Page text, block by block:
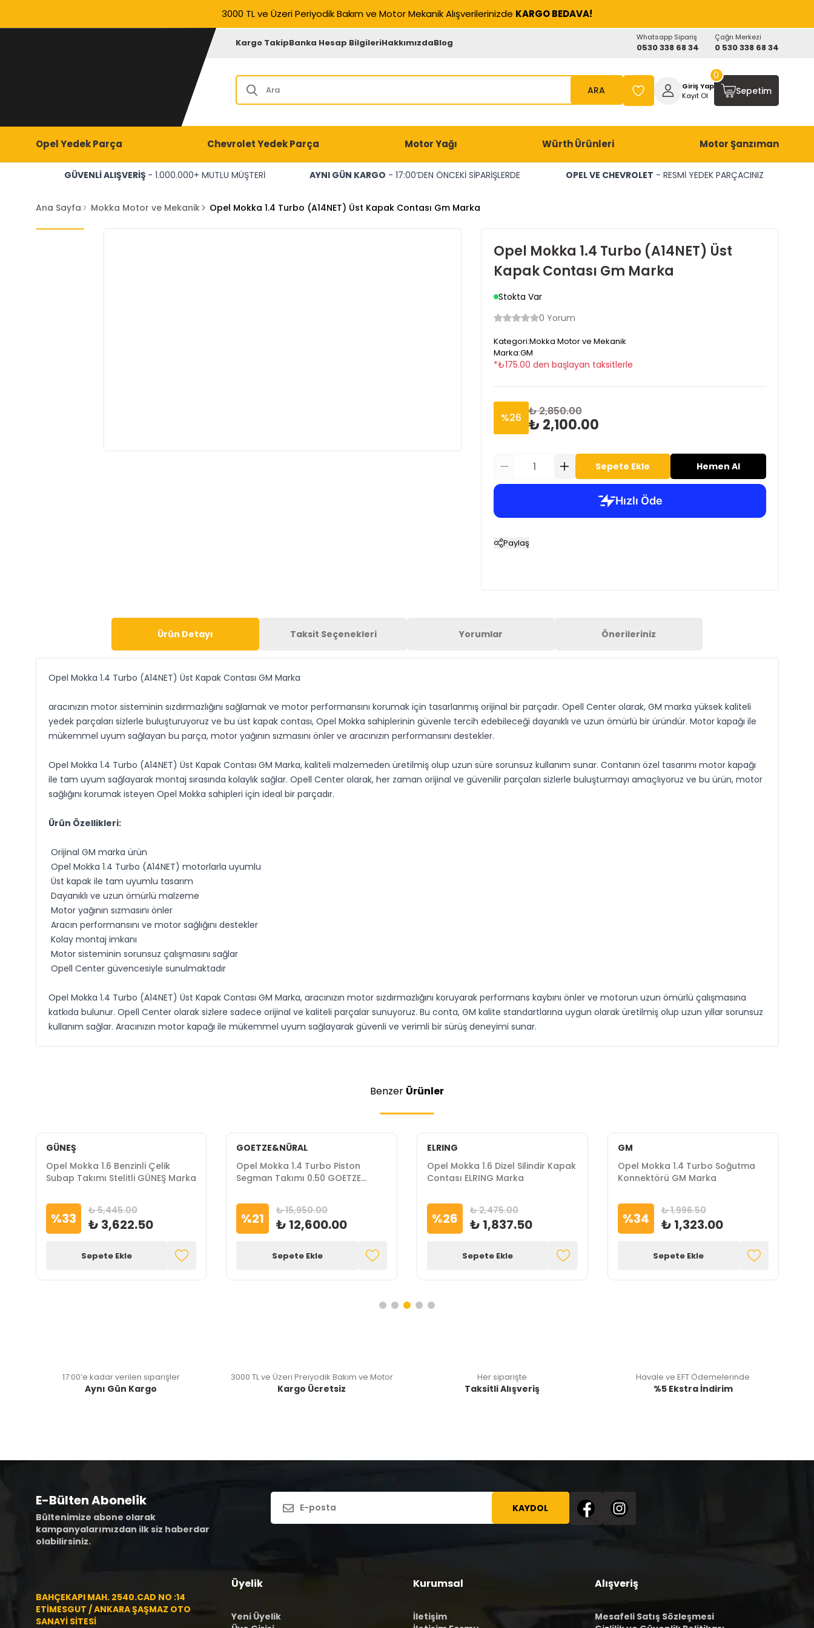
3000 TL ve Üzeri Periyodik Bakım ve Motor Mekanik Alışverilerinizde KARGO BEDAVA!
Kargo TakipBanka Hesap BilgileriHakkımızdaBlog Whatsapp Sipariş
0530 338 68 34
Çağrı Merkezi
0 530 338 68 34
ARA
Giriş Yap
Kayıt Ol
Sepetim
0
Opel Yedek Parça Chevrolet Yedek Parça Motor Yağı Würth Ürünleri Motor Şanzıman
GÜVENLİ ALIŞVERİŞ - 1.000.000+ MUTLU MÜŞTERİ AYNI GÜN KARGO - 17:00’DEN ÖNCEKİ SİPARİŞLERDE OPEL VE CHEVROLET - RESMİ YEDEK PARÇACINIZ
Ana Sayfa Mokka Motor ve Mekanik Opel Mokka 1.4 Turbo (A14NET) Üst Kapak Contası Gm Marka
Opel Mokka 1.4 Turbo (A14NET) Üst
Kapak Contası Gm Marka
Stokta Var
0 Yorum
Kategori:Mokka Motor ve Mekanik
Marka:GM
*₺175.00 den başlayan taksitlerle
%26 ₺ 2,850.00
₺ 2,100.00
Sepete Ekle Hemen Al
Paylaş
Ürün Detayı Taksit Seçenekleri Yorumlar Önerileriniz
Opel Mokka 1.4 Turbo (A14NET) Üst Kapak Contası GM Marka
aracınızın motor sisteminin sızdırmazlığını sağlamak ve motor performansını korumak için tasarlanmış orijinal bir parçadır. Opell Center olarak, GM marka yüksek kaliteli
yedek parçaları sizlerle buluşturuyoruz ve bu üst kapak contası, Opel Mokka sahiplerinin güvenle tercih edebileceği dayanıklı ve uzun ömürlü bir üründür. Motor kapağı ile
mükemmel uyum sağlayan bu parça, motor yağının sızmasını önler ve aracınızın performansını destekler.
Opel Mokka 1.4 Turbo (A14NET) Üst Kapak Contası GM Marka, kaliteli malzemeden üretilmiş olup uzun süre sorunsuz kullanım sunar. Contanın özel tasarımı motor kapağı
ile tam uyum sağlayarak montaj sırasında kolaylık sağlar. Opell Center olarak, her zaman orijinal ve güvenilir parçaları sizlerle buluşturmayı amaçlıyoruz ve bu ürün, motor
sağlığını korumak isteyen Opel Mokka sahipleri için ideal bir parçadır.
Ürün Özellikleri:
Orijinal GM marka ürün
Opel Mokka 1.4 Turbo (A14NET) motorlarla uyumlu
Üst kapak ile tam uyumlu tasarım
Dayanıklı ve uzun ömürlü malzeme
Motor yağının sızmasını önler
Aracın performansını ve motor sağlığını destekler
Kolay montaj imkanı
Motor sisteminin sorunsuz çalışmasını sağlar
Opell Center güvencesiyle sunulmaktadır
Opel Mokka 1.4 Turbo (A14NET) Üst Kapak Contası GM Marka, aracınızın motor sızdırmazlığını koruyarak performans kaybını önler ve motorun uzun ömürlü çalışmasına
katkıda bulunur. Opell Center olarak sizlere sadece orijinal ve kaliteli parçalar sunuyoruz. Bu conta, GM kalite standartlarına uygun olarak üretilmiş olup uzun yıllar sorunsuz
kullanım sağlar. Aracınızın motor kapağı ile mükemmel uyum sağlayarak güvenli ve verimli bir sürüş deneyimi sunar.
Benzer Ürünler
GÜNEŞ
Opel Mokka 1.6 Benzinli Çelik
Subap Takımı Stelitli GÜNEŞ Marka
%33 ₺ 5,445.00
₺ 3,622.50
Sepete Ekle
GOETZE&NÜRAL
Opel Mokka 1.4 Turbo Piston
Segman Takımı 0.50 GOETZE
%21 ₺ 15,950.00
₺ 12,600.00
Sepete Ekle
ELRING
Opel Mokka 1.6 Dizel Silindir Kapak
Contası ELRING Marka
%26 ₺ 2,475.00
₺ 1,837.50
Sepete Ekle
GM
Opel Mokka 1.4 Turbo Soğutma
Konnektörü GM Marka
%34 ₺ 1,996.50
₺ 1,323.00
Sepete Ekle
17:00’e kadar verilen siparişler
Aynı Gün Kargo
3000 TL ve Üzeri Preiyodik Bakım ve Motor
Kargo Ücretsiz
Her siparişte
Taksitli Alışveriş
Havale ve EFT Ödemelerinde
%5 Ekstra İndirim
E-Bülten Abonelik
Bültenimize abone olarak
kampanyalarımızdan ilk siz haberdar
olabilirsiniz.
KAYDOL
BAHÇEKAPI MAH. 2540.CAD NO :14
ETİMESGUT / ANKARA ŞAŞMAZ OTO
SANAYİ SİTESİ
Üyelik
Yeni Üyelik
Kurumsal
İletişim
Alışveriş
Mesafeli Satış Sözleşmesi